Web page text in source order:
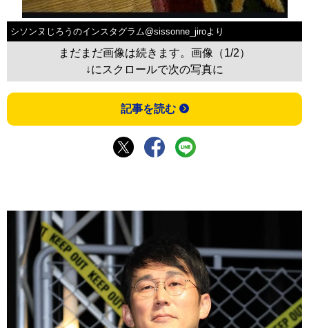
シソンヌじろうのインスタグラム@sissonne_jiroより
まだまだ画像は続きます。画像（1/2）
↓にスクロールで次の写真に
記事を読む